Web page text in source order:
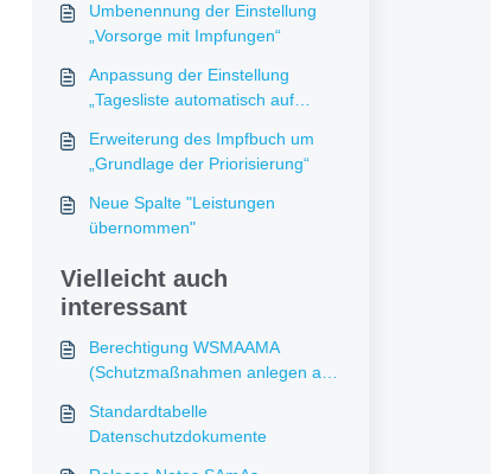
Umbenennung der Einstellung
„Vorsorge mit Impfungen“
Anpassung der Einstellung
„Tagesliste automatisch auf
Erweiterung des Impfbuch um
„Grundlage der Priorisierung“
Neue Spalte "Leistungen
übernommen"
Vielleicht auch
interessant
Berechtigung WSMAAMA
(Schutzmaßnahmen anlegen alle
Standardtabelle
Datenschutzdokumente